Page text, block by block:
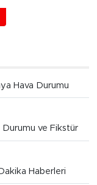
Hava Durumu
Durumu ve Fikstür
Haberleri